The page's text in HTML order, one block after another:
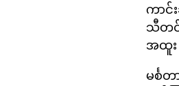
ကာင်
သီတင်
အထူး
မင်္စ